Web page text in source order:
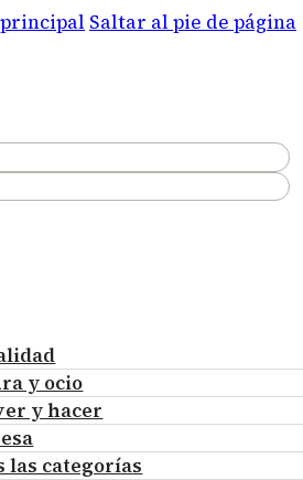
Saltar al pie de página
y ocio
y hacer
las categorías